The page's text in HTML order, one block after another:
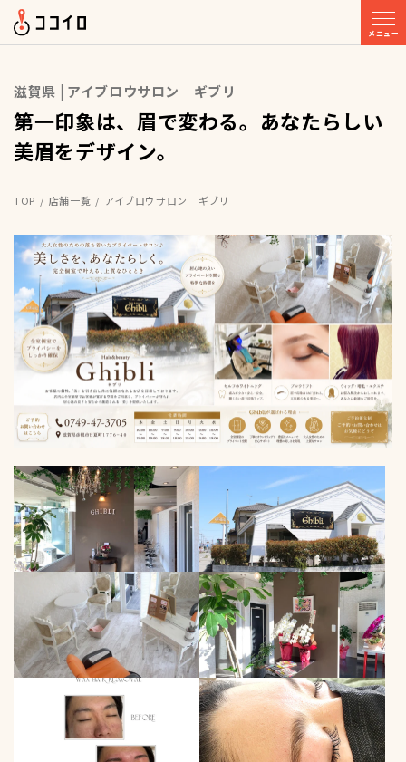
メニュー
滋賀県 | アイブロウサロン ギブリ
第一印象は、眉で変わる。あなたらしい
美眉をデザイン。
TOP 店舗一覧 アイブロウサロン ギブリ